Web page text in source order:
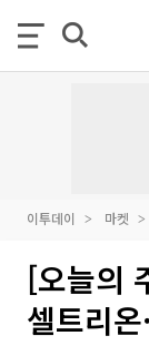
이투데이 마켓
[오늘의
셀트리